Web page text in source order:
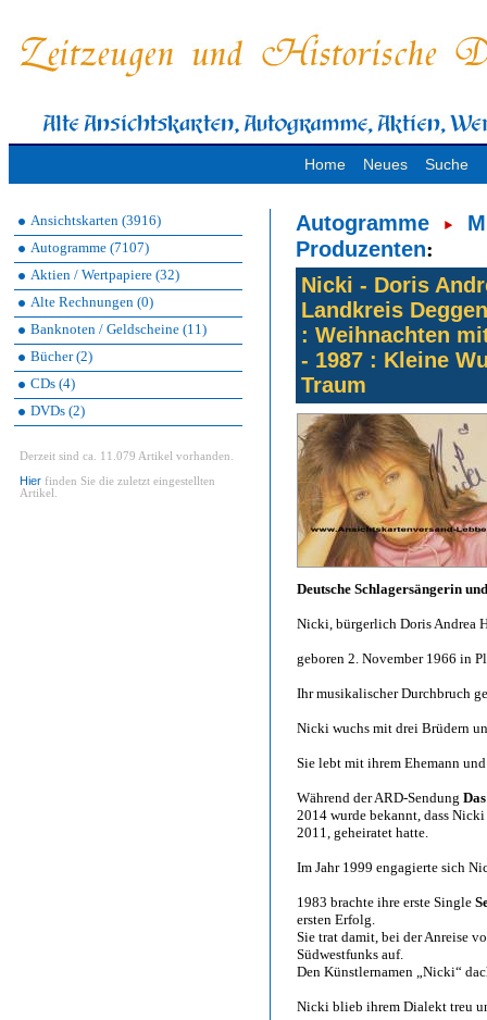
Home Neues Suche
Ansichtskarten (3916)
Autogramme (7107)
Aktien / Wertpapiere (32)
Alte Rechnungen (0)
Banknoten / Geldscheine (11)
Bücher (2)
CDs (4)
DVDs (2)
Derzeit sind ca. 11.079 Artikel vorhanden.
Hier finden Sie die zuletzt eingestellten
Artikel.
Autogramme
Produzenten:
Nicki - Doris
Landkreis
: Weihnachten
- 1987 : Kleine
Traum
Deutsche Schlagersängerin
Nicki, bürgerlich Doris Andrea
geboren 2. November 1966 in
Ihr musikalischer Durchbruch
Nicki wuchs mit drei Brüdern
Sie lebt mit ihrem Ehemann
Während der ARD-Sendung
2014 wurde bekannt, dass
2011, geheiratet hatte.
Im Jahr 1999 engagierte sich
1983 brachte ihre erste Single
ersten Erfolg.
Sie trat damit, bei der Anreise
Südwestfunks auf.
Den Künstlernamen „Nicki“
Nicki blieb ihrem Dialekt treu